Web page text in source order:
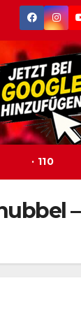
· 110
–